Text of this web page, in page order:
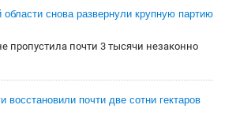
области снова развернули крупную партию
пропустила почти 3 тысячи незаконно
восстановили почти две сотни гектаров